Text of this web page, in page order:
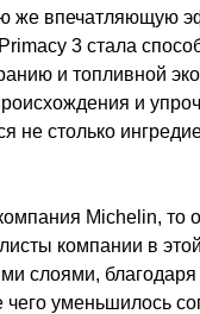
же впечатляющую
3 стала
и топливной
и
не столько
Michelin,
компании в
слоями,
уменьшилось